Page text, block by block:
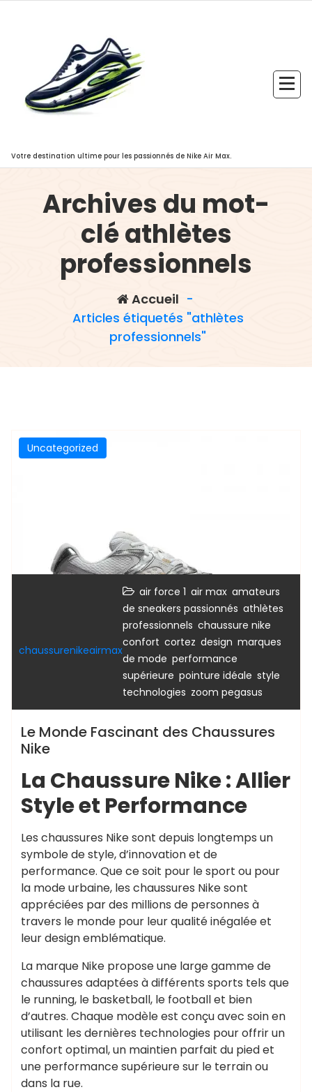
Votre destination ultime pour les passionnés de Nike Air Max.
Archives du mot-
clé athlètes
professionnels
Accueil -
Articles étiquetés "athlètes
professionnels"
Uncategorized
chaussurenikeairmax
air force 1 air max amateurs
de sneakers passionnés athlètes
professionnels chaussure nike
confort cortez design marques
de mode performance
supérieure pointure idéale style
technologies zoom pegasus
Le Monde Fascinant des Chaussures
Nike
La Chaussure Nike : Allier
Style et Performance
Les chaussures Nike sont depuis longtemps un
symbole de style, d’innovation et de
performance. Que ce soit pour le sport ou pour
la mode urbaine, les chaussures Nike sont
appréciées par des millions de personnes à
travers le monde pour leur qualité inégalée et
leur design emblématique.
La marque Nike propose une large gamme de
chaussures adaptées à différents sports tels que
le running, le basketball, le football et bien
d’autres. Chaque modèle est conçu avec soin en
utilisant les dernières technologies pour offrir un
confort optimal, un maintien parfait du pied et
une performance supérieure sur le terrain ou
dans la rue.